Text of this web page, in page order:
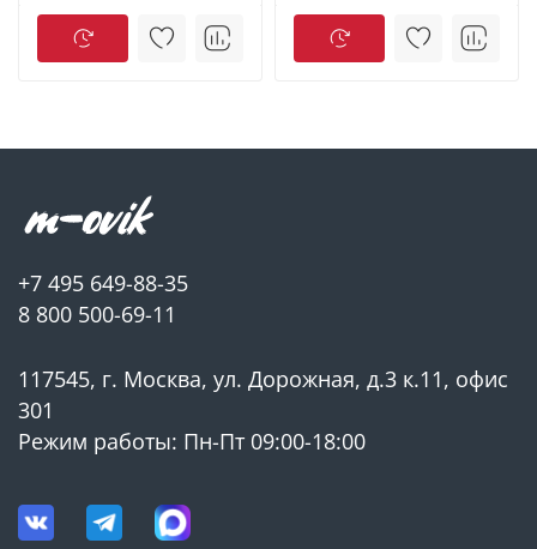
+7 495 649-88-35
8 800 500-69-11
117545, г. Москва, ул. Дорожная, д.3 к.11, офис
301
Режим работы: Пн-Пт 09:00-18:00